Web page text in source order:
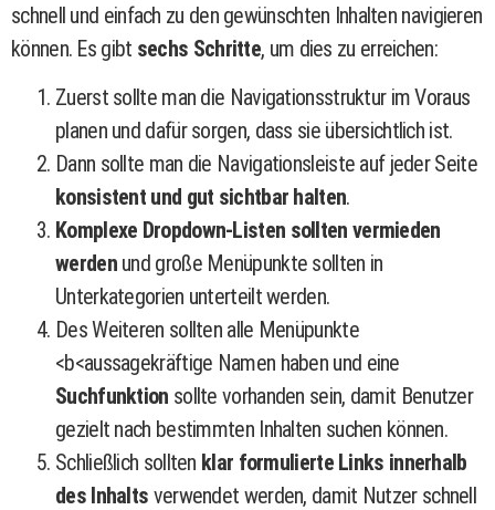
schnell und einfach zu den gewünschten Inhalten navigieren
können. Es gibt sechs Schritte, um dies zu erreichen:
Zuerst sollte man die Navigationsstruktur im Voraus
planen und dafür sorgen, dass sie übersichtlich ist.
Dann sollte man die Navigationsleiste auf jeder Seite
konsistent und gut sichtbar halten.
Komplexe Dropdown-Listen sollten vermieden
werdenund große Menüpunkte sollten in
Unterkategorien unterteilt werden.
Des Weiteren sollten alle Menüpunkte
<b<aussagekräftige Namen haben und eine
Suchfunktion sollte vorhanden sein, damit Benutzer
gezielt nach bestimmten Inhalten suchen können.
Schließlich sollten klar formulierte Links innerhalb
des Inhalts verwendet werden, damit Nutzer schnell